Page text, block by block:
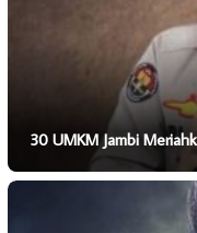
30 UMKM Jambi